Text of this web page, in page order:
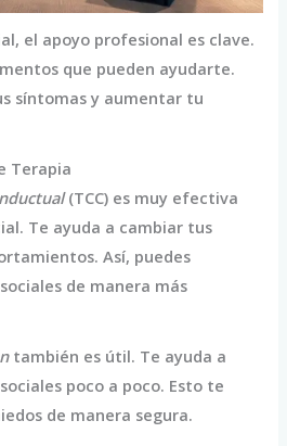
el apoyo profesional es clave.
que pueden ayudarte.
síntomas y aumentar tu
Terapia
(TCC) es muy efectiva
Te ayuda a cambiar tus
Así, puedes
de manera más
también es útil. Te ayuda a
poco a poco. Esto te
de manera segura.